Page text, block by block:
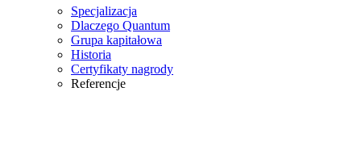
Specjalizacja
Dlaczego Quantum
Grupa kapitałowa
Historia
Certyfikaty nagrody
Referencje